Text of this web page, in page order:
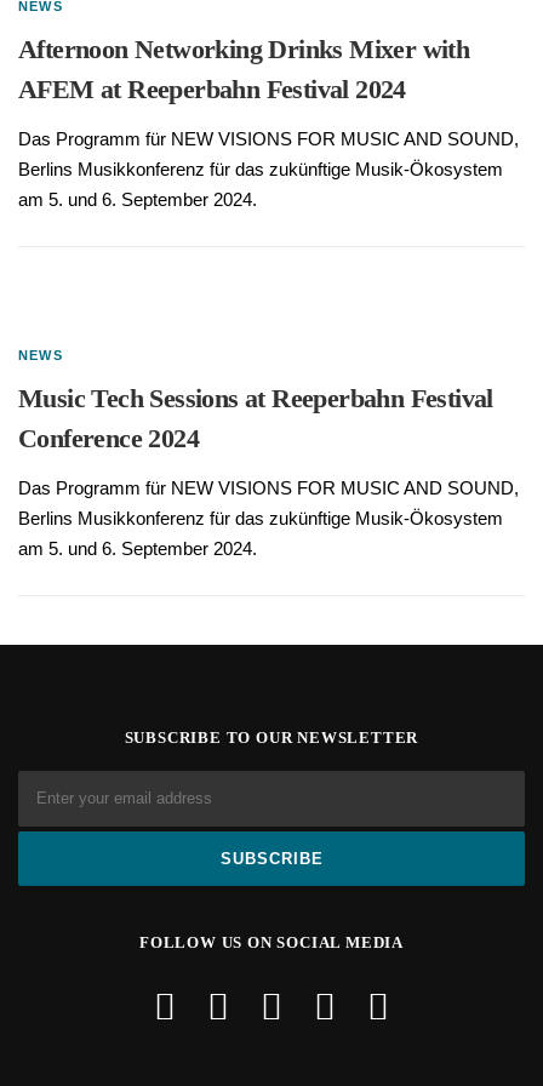
NEWS
Afternoon Networking Drinks Mixer with
AFEM at Reeperbahn Festival 2024
Das Programm für NEW VISIONS FOR MUSIC AND SOUND,
Berlins Musikkonferenz für das zukünftige Musik-Ökosystem
am 5. und 6. September 2024.
NEWS
Music Tech Sessions at Reeperbahn Festival
Conference 2024
Das Programm für NEW VISIONS FOR MUSIC AND SOUND,
Berlins Musikkonferenz für das zukünftige Musik-Ökosystem
am 5. und 6. September 2024.
SUBSCRIBE TO OUR NEWSLETTER
FOLLOW US ON SOCIAL MEDIA